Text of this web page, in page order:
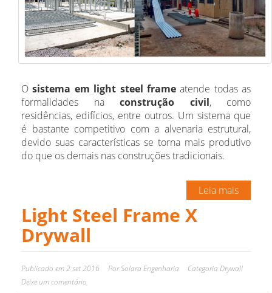
O sistema em light steel frameatende todas as
formalidades na construção civil, como
residências, edifícios, entre outros. Um sistema que
é bastante competitivo com a alvenaria estrutural,
devido suas características se torna mais produtivo
do que os demais nas construções tradicionais.
Leia mais
Light Steel Frame X
Drywall
Publicado em2 set 2016 PorSolara Engenharia Categoria Drywall
Deixe um comentário